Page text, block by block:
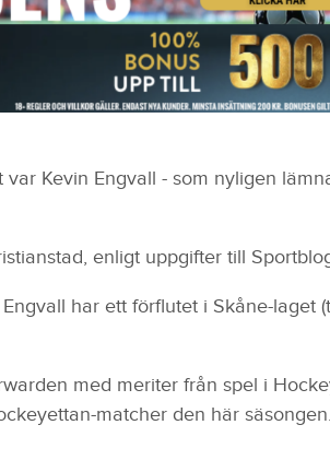
var Kevin Engvall - som nyligen
enligt uppgifter till
har ett förflutet i Skåne-laget
med meriter från spel i
matcher den här säsongen.